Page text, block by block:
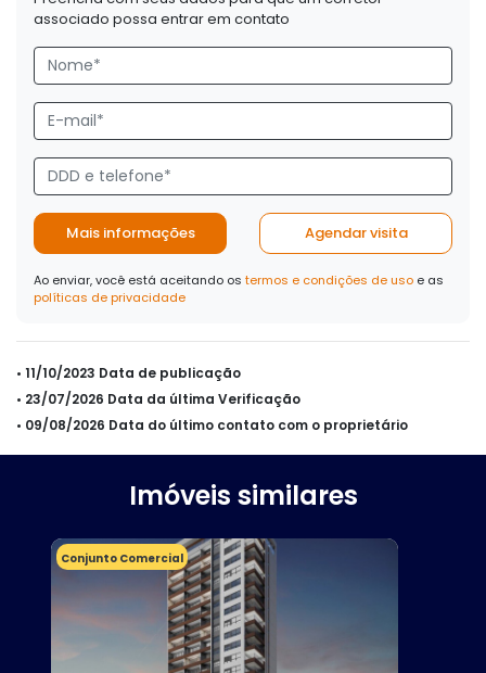
associado possa entrar em contato
Mais informações Agendar visita
Ao enviar, você está aceitando os termos e condições de uso e as
políticas de privacidade
• 11/10/2023 Data de publicação
• 23/07/2026 Data da última Verificação
• 09/08/2026 Data do último contato com o proprietário
Imóveis similares
Conjunto Comercial